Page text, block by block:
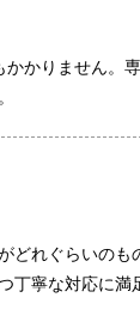
かりません。
どれぐらいのも
丁寧な対応に満